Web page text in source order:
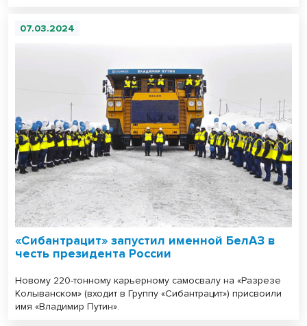
07.03.2024
«Сибантрацит» запустил именной БелАЗ в
честь президента России
Новому 220-тонному карьерному самосвалу на «Разрезе
Колыванском» (входит в Группу «Сибантрацит») присвоили
имя «Владимир Путин».